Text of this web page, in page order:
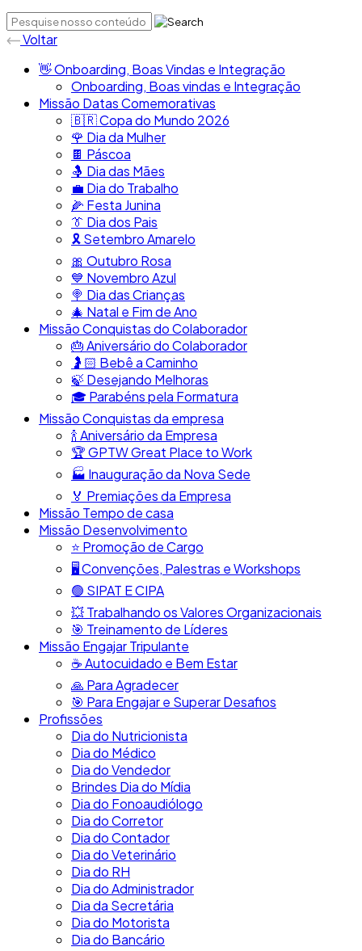
Voltar
👋​ Onboarding, Boas Vindas e Integração
Onboarding, Boas vindas e Integração
Missão Datas Comemorativas
🇧🇷​ Copa do Mundo 2026
🌹 Dia da Mulher
🍫​ Páscoa
🤱​ Dia das Mães
💼​ Dia do Trabalho
🌽 Festa Junina
👔​ Dia dos Pais
🎗️​​ Setembro Amarelo
🎀​ Outubro Rosa
​💙​ Novembro Azul
🍭​ Dia das Crianças
🎄​ Natal e Fim de Ano
Missão Conquistas do Colaborador
🎂​ Aniversário do Colaborador
🤰🏻​ Bebê a Caminho
🍃​ Desejando Melhoras
🎓​ Parabéns pela Formatura
Missão Conquistas da empresa
​🍾​ Aniversário da Empresa
🏆​ GPTW Great Place to Work
🏭​ Inauguração da Nova Sede
🏅 Premiações da Empresa
Missão Tempo de casa
Missão Desenvolvimento
⭐​ Promoção de Cargo
🖥️​ Convenções, Palestras e Workshops
🟢​ SIPAT E CIPA
💥​ Trabalhando os Valores Organizacionais
​🎯​ Treinamento de Líderes
Missão Engajar Tripulante
☕​ Autocuidado e Bem Estar
🙏​ Para Agradecer
🎯​ Para Engajar e Superar Desafios
Profissões
Dia do Nutricionista
Dia do Médico
Dia do Vendedor
Brindes Dia do Mídia
Dia do Fonoaudiólogo
Dia do Corretor
Dia do Contador
Dia do Veterinário
Dia do RH
Dia do Administrador
Dia da Secretária
Dia do Motorista
Dia do Bancário